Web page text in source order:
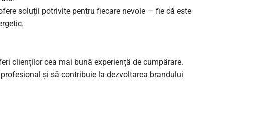
soluții potrivite pentru fiecare nevoie — fie că este
clienților cea mai bună experiență de cumpărare.
și să contribuie la dezvoltarea brandului